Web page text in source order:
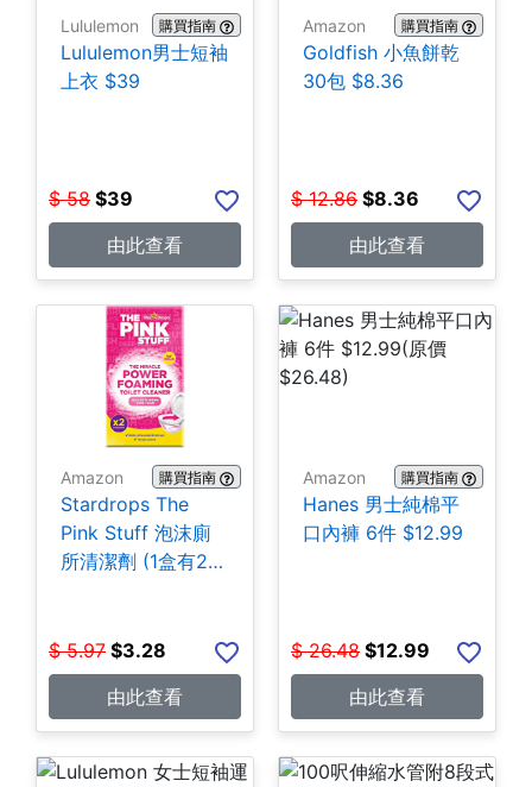
Lululemon 購買指南
Lululemon男士短袖
上衣 $39
$ 58 $39
由此查看
Amazon 購買指南
Goldfish 小魚餅乾
30包 $8.36
$ 12.86 $8.36
由此查看
Amazon 購買指南
Stardrops The
Pink Stuff 泡沫廁
所清潔劑 (1盒有2
$ 5.97 $3.28
由此查看
Amazon 購買指南
Hanes 男士純棉平
口內褲 6件 $12.99
$ 26.48 $12.99
由此查看